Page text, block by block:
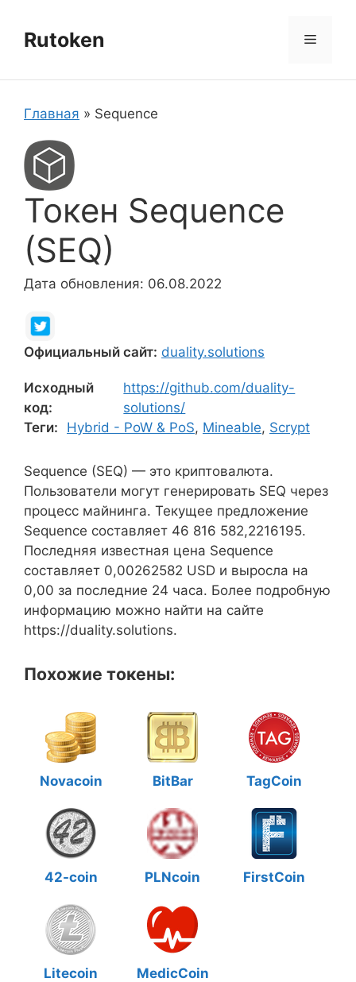
содержимому
Rutoken Меню
Главная » Sequence
Токен Sequence
(SEQ)
Дата обновления: 06.08.2022
Официальный сайт: duality.solutions
Исходный
код:
https://github.com/duality-
solutions/
Теги:
Hybrid - PoW & PoS, Mineable, Scrypt
Sequence (SEQ) — это криптовалюта.
Пользователи могут генерировать SEQ через
процесс майнинга. Текущее предложение
Sequence составляет 46 816 582,2216195.
Последняя известная цена Sequence
составляет 0,00262582 USD и выросла на
0,00 за последние 24 часа. Более подробную
информацию можно найти на сайте
https://duality.solutions.
Похожие токены:
Novacoin BitBar TagCoin
42-coin PLNcoin FirstCoin
Litecoin
MedicCoin